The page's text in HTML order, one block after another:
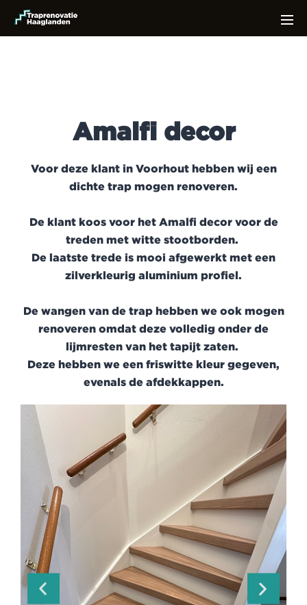
Amalfi decor
Voor deze klant in Voorhout hebben wij een
dichte trap mogen renoveren.
De klant koos voor het Amalfi decor voor de
treden met witte stootborden.
De laatste trede is mooi afgewerkt met een
zilverkleurig aluminium profiel.
De wangen van de trap hebben we ook mogen
renoveren omdat deze volledig onder de
lijmresten van het tapijt zaten.
Deze hebben we een friswitte kleur gegeven,
evenals de afdekkappen.